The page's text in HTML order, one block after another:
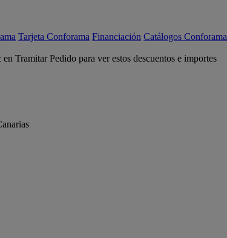
Tarjeta Conforama Financiación Catálogos Conforama
Tramitar Pedido para ver estos descuentos e importes